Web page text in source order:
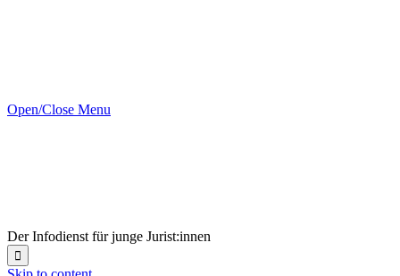
Open/Close Menu
Der Infodienst für junge Jurist:innen
